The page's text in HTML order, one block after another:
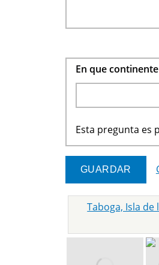
En que
Esta pregunta es
Taboga, Isla de